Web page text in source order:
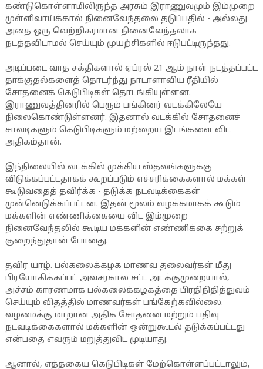
கண்டுகொள்ளாமிலிருந்த அரசும் இராணுவமும் இம்முறை
முள்ளிவாய்க்கால் நினைவேந்தலை தடுப்பதில் - அல்லது
அதை ஒரு வெற்றிகரமான நினைவேந்தலாக
நடத்தவிடாமல் செய்யும் முயற்சிகளில் ஈடுபட்டிருந்தது.
அடிப்படை வாத சக்திகளால் ஏப்ரல் 21 ஆம் நாள் நடத்தப்பட்ட
தாக்குதல்களைத் தொடர்ந்து நாடாளாவிய ரீதியில்
சோதனைக் கெடுபிடிகள் தொடங்கியுள்ளன.
இராணுவத்தினரில் பெரும் பங்கினர் வடக்கிலேயே
நிலைகொண்டுள்ளனர். இதனால் வடக்கில் சோதனைச்
சாவடிகளும் கெடுபிடிகளும் மற்றைய இடங்களை விட
அதிகம்தான்.
இந்நிலையில் வடக்கில் முக்கிய ஸ்தலங்களுக்கு
விடுக்கப்பட்டதாகக் கூறப்படும் எச்சரிக்கைகளால் மக்கள்
கூடுவதைத் தவிர்க்க - தடுக்க நடவடிக்கைகள்
முன்னெடுக்கப்பட்டன. இதன் மூலம் வழக்கமாகக் கூடும்
மக்களின் எண்ணிக்கையை விட இம்முறை
நினைவேந்தலில் கூடிய மக்களின் எண்ணிக்கை சற்றுக்
குறைந்துதான் போனது.
தவிர யாழ். பல்கலைக்கழக மாணவ தலைவர்கள் மீது
பிரயோகிக்கப்பட் அவசரகால சட்ட அடக்குமுறையால்,
அச்சம் காரணமாக பல்கலைக்கழகத்தை பிரதிநிதித்துவம்
செய்யும் விதத்தில் மாணவர்கள் பங்கேற்கவில்லை.
வழமைக்கு மாறான அதிக சோதனை மற்றும் பதிவு
நடவடிக்கைகளால் மக்களின் ஒன்றுகூடல் தடுக்கப்பட்டது
என்பதை எவரும் மறுத்துவிட முடியாது.
ஆனால், எத்தகைய கெடுபிடிகள் மேற்கொள்ளப்பட்டாலும்,